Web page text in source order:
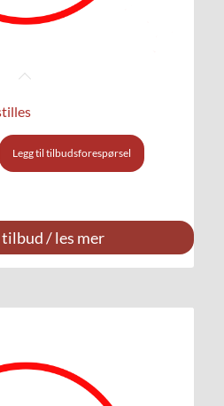
Legg til tilbudsforespørsel
tilbud / les mer